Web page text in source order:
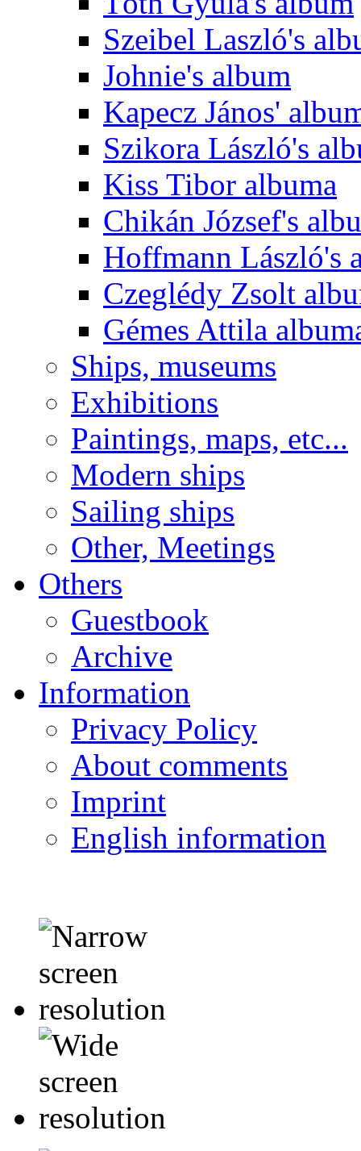
Szeibel Laszló's
Johnie's album
Kapecz János'
Szikora László's
Kiss Tibor albuma
Chikán József's
Hoffmann László's
Czeglédy Zsolt
Gémes Attila
Ships, museums
Exhibitions
Paintings, maps, etc...
Modern ships
Sailing ships
Other, Meetings
Others
Guestbook
Archive
Information
Privacy Policy
About comments
Imprint
English information